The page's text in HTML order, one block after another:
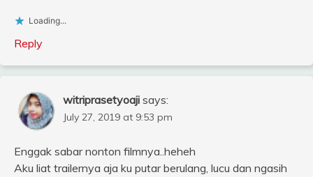
Loading...
Reply
witriprasetyoaji says:
July 27, 2019 at 9:53 pm
Enggak sabar nonton filmnya..heheh
Aku liat trailernya aja ku putar berulang, lucu dan ngasih